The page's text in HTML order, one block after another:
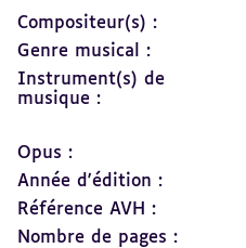
Compositeur(s) :
Genre musical :
Instrument(s) de
musique :
Opus :
Année d'édition :
Référence AVH :
Nombre de pages :